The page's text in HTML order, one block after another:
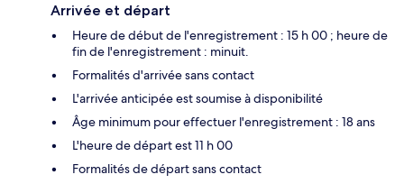
Arrivée et départ
Heure de début de l'enregistrement : 15 h 00 ; heure de
fin de l'enregistrement : minuit.
Formalités d'arrivée sans contact
L'arrivée anticipée est soumise à disponibilité
Âge minimum pour effectuer l'enregistrement : 18 ans
L'heure de départ est 11 h 00
Formalités de départ sans contact